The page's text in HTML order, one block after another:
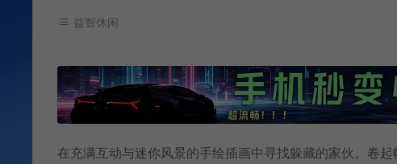
益智休闲
在充满互动与迷你风景的手绘插画中寻找躲藏的家伙。卷